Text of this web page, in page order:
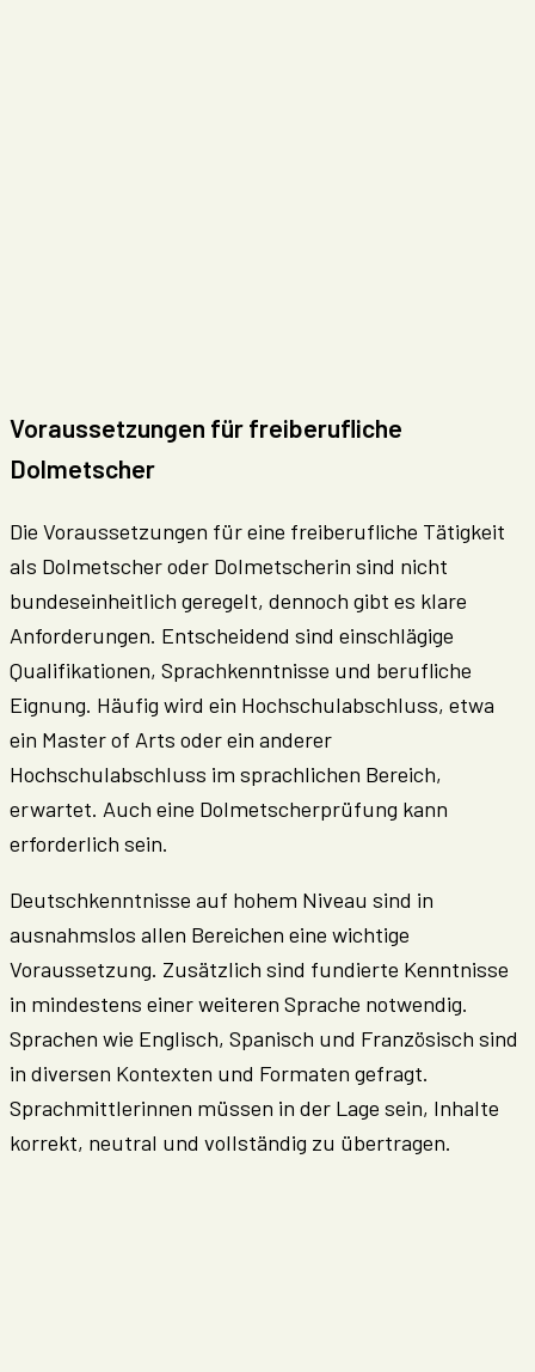
Voraussetzungen für freiberufliche
Dolmetscher
Die Voraussetzungen für eine freiberufliche Tätigkeit
als Dolmetscher oder Dolmetscherin sind nicht
bundeseinheitlich geregelt, dennoch gibt es klare
Anforderungen. Entscheidend sind einschlägige
Qualifikationen, Sprachkenntnisse und berufliche
Eignung. Häufig wird ein Hochschulabschluss, etwa
ein Master of Arts oder ein anderer
Hochschulabschluss im sprachlichen Bereich,
erwartet. Auch eine Dolmetscherprüfung kann
erforderlich sein.
Deutschkenntnisse auf hohem Niveau sind in
ausnahmslos allen Bereichen eine wichtige
Voraussetzung. Zusätzlich sind fundierte Kenntnisse
in mindestens einer weiteren Sprache notwendig.
Sprachen wie Englisch, Spanisch und Französisch sind
in diversen Kontexten und Formaten gefragt.
Sprachmittlerinnen müssen in der Lage sein, Inhalte
korrekt, neutral und vollständig zu übertragen.